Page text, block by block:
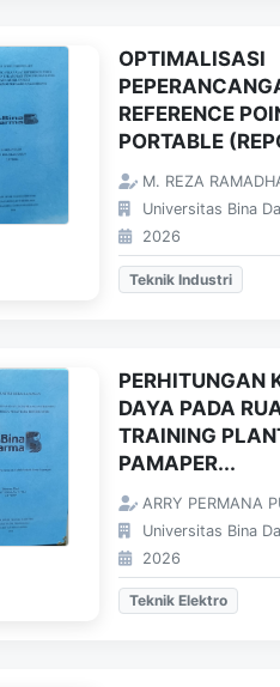
OPTIMALISASI
REFERENCE
PORTABLE
M. REZA
Universitas Bina
2026
Teknik Industri
PERHITUNGAN
DAYA PADA
TRAINING
PAMAPER...
ARRY PERMANA
Universitas Bina
2026
Teknik Elektro